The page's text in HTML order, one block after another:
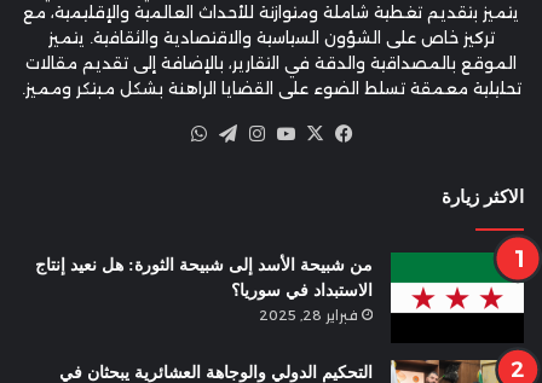
يتميز بتقديم تغطية شاملة ومتوازنة للأحداث العالمية والإقليمية، مع
تركيز خاص على الشؤون السياسية والاقتصادية والثقافية. يتميز
الموقع بالمصداقية والدقة في التقارير، بالإضافة إلى تقديم مقالات
تحليلية معمقة تسلط الضوء على القضايا الراهنة بشكل مبتكر ومميز.
فيسبوك
X يوتيوبانستقرام
تيلقرام
الاكثر زيارة
من شبيحة الأسد إلى شبيحة الثورة: هل نعيد إنتاج
الاستبداد في سوريا؟
فبراير 28, 2025
التحكيم الدولي والوجاهة العشائرية يبحثان في